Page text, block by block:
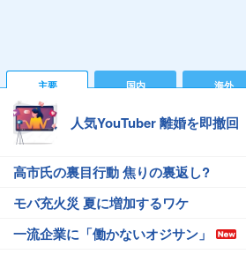
主要 国内 海外
人気YouTuber 離婚を即撤回
高市氏の裏目行動 焦りの裏返し?
モバ充火災 夏に増加するワケ
一流企業に「働かないオジサン」